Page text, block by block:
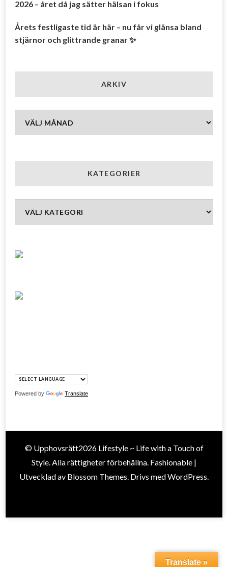
2026 – året då jag sätter hälsan i fokus
Årets festligaste tid är här – nu får vi glänsa bland
stjärnor och glittrande granar ✨
ARKIV
Arkiv
KATEGORIER
Kategorier
Powered by Translate
© Upphovsrätt2026 Lifestyle ~ Life with a Touch of
Style. Alla rättigheter förbehållna. Fashionable |
Utvecklad av Blossom Themes. Drivs medWordPress.
Translate »